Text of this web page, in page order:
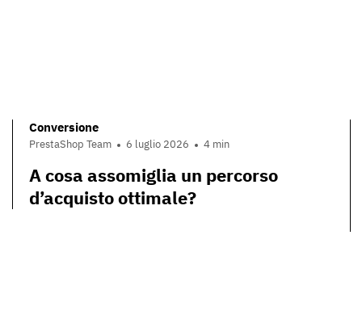
Conversione
PrestaShop Team 6 luglio 2026 4 min
A cosa assomiglia un percorso
d’acquisto ottimale?